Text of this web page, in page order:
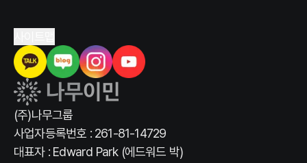
(주)나무그룹
사업자등록번호 : 261-81-14729
대표자 : Edward Park (에드워드 박)